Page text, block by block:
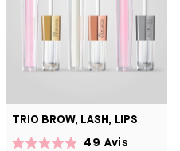
TRIO BROW, LASH, LIPS
49 Avis